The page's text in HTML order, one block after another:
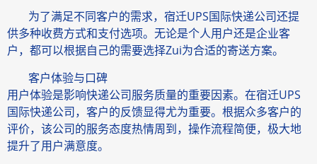
为了满足不同客户的需求，宿迁UPS国际快递公司还提
供多种收费方式和支付选项。无论是个人用户还是企业客
户，都可以根据自己的需要选择Zui为合适的寄送方案。
客户体验与口碑
用户体验是影响快递公司服务质量的重要因素。在宿迁UPS
国际快递公司，客户的反馈显得尤为重要。根据众多客户的
评价，该公司的服务态度热情周到，操作流程简便，极大地
提升了用户满意度。